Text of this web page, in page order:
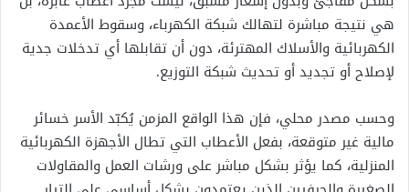
هي نتيجة مباشرة لتهالك شبكة الكهرباء، وسقوط الأعمدة
الكهربائية والأسلاك المهترئة، دون أن تقابلها أي تدخلات جدية
لإصلاح أو تجديد أو تحديث شبكة التوزيع.
وحسب مصدر محلي، فإن هذا الواقع المزمن يُكبّد الأسر خسائر
مالية غير متوقعة، بفعل الأعطاب التي تطال الأجهزة الكهربائية
المنزلية، كما يؤثر بشكل مباشر على ورشات العمل والمقاولات